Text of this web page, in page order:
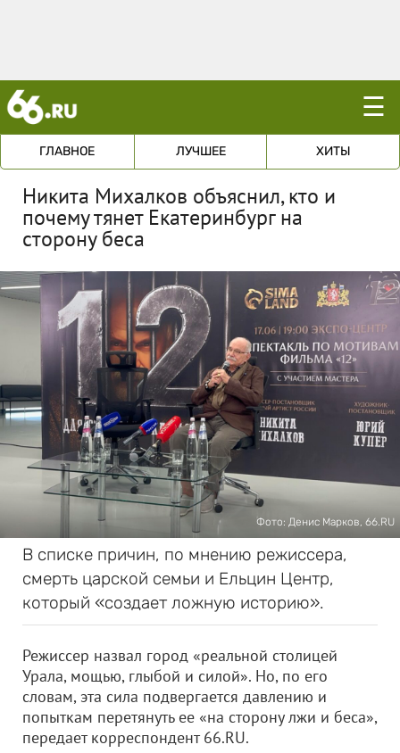
☰
ГЛАВНОЕ ЛУЧШЕЕ ХИТЫ
Никита Михалков объяснил, кто и
почему тянет Екатеринбург на
сторону беса
Фото: Денис Марков, 66.RU
В списке причин, по мнению режиссера,
смерть царской семьи и Ельцин Центр,
который «создает ложную историю».
Режиссер назвал город «реальной столицей
Урала, мощью, глыбой и силой». Но, по его
словам, эта сила подвергается давлению и
попыткам перетянуть ее «на сторону лжи и беса»,
передает корреспондент 66.RU.